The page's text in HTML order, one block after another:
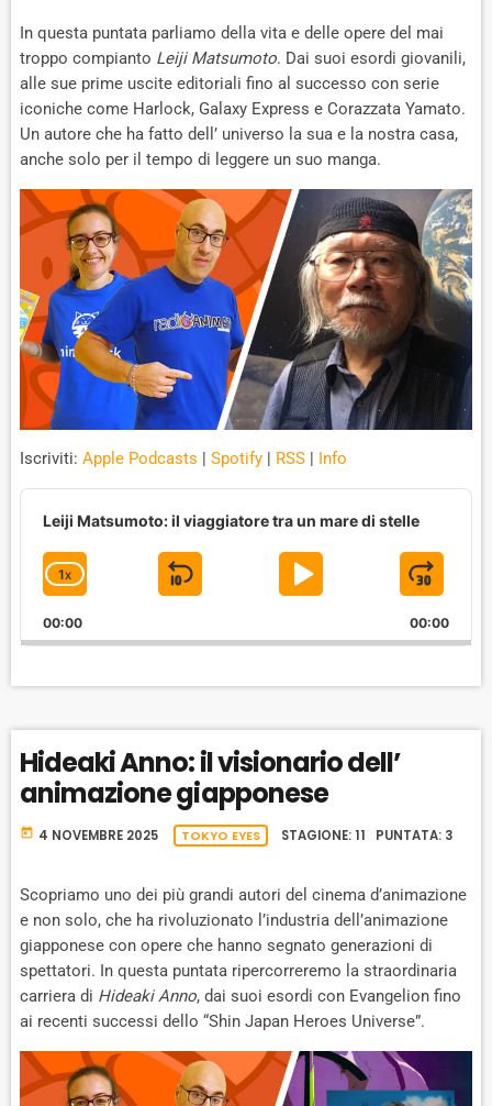
R
A
T
E
R
D
D
In questa puntata parliamo della vita e delle opere del mai
troppo compianto Leiji Matsumoto. Dai suoi esordi giovanili,
alle sue prime uscite editoriali fino al successo con serie
iconiche come Harlock, Galaxy Express e Corazzata Yamato.
Un autore che ha fatto dell’ universo la sua e la nostra casa,
anche solo per il tempo di leggere un suo manga.
Iscriviti: Apple Podcasts | Spotify | RSS | Info
A
a
e
Leiji Matsumoto: il viaggiatore tra un mare di stelle
C
A
N
E
L
A
Y
B
A
C
R
A
T
E
1X
S
I
P
A
C
K
W
R
D
P
A
Y
A
U
S
E
J
U
M
P
O
A
D
00:00 00:00
Hideaki Anno: il visionario dell’
animazione giapponese
today 4 NOVEMBRE 2025 TOKYO EYES STAGIONE: 11 PUNTATA: 3
Scopriamo uno dei più grandi autori del cinema d’animazione
e non solo, che ha rivoluzionato l’industria dell’animazione
giapponese con opere che hanno segnato generazioni di
spettatori. In questa puntata ripercorreremo la straordinaria
carriera di Hideaki Anno, dai suoi esordi con Evangelion fino
ai recenti successi dello “Shin Japan Heroes Universe”.